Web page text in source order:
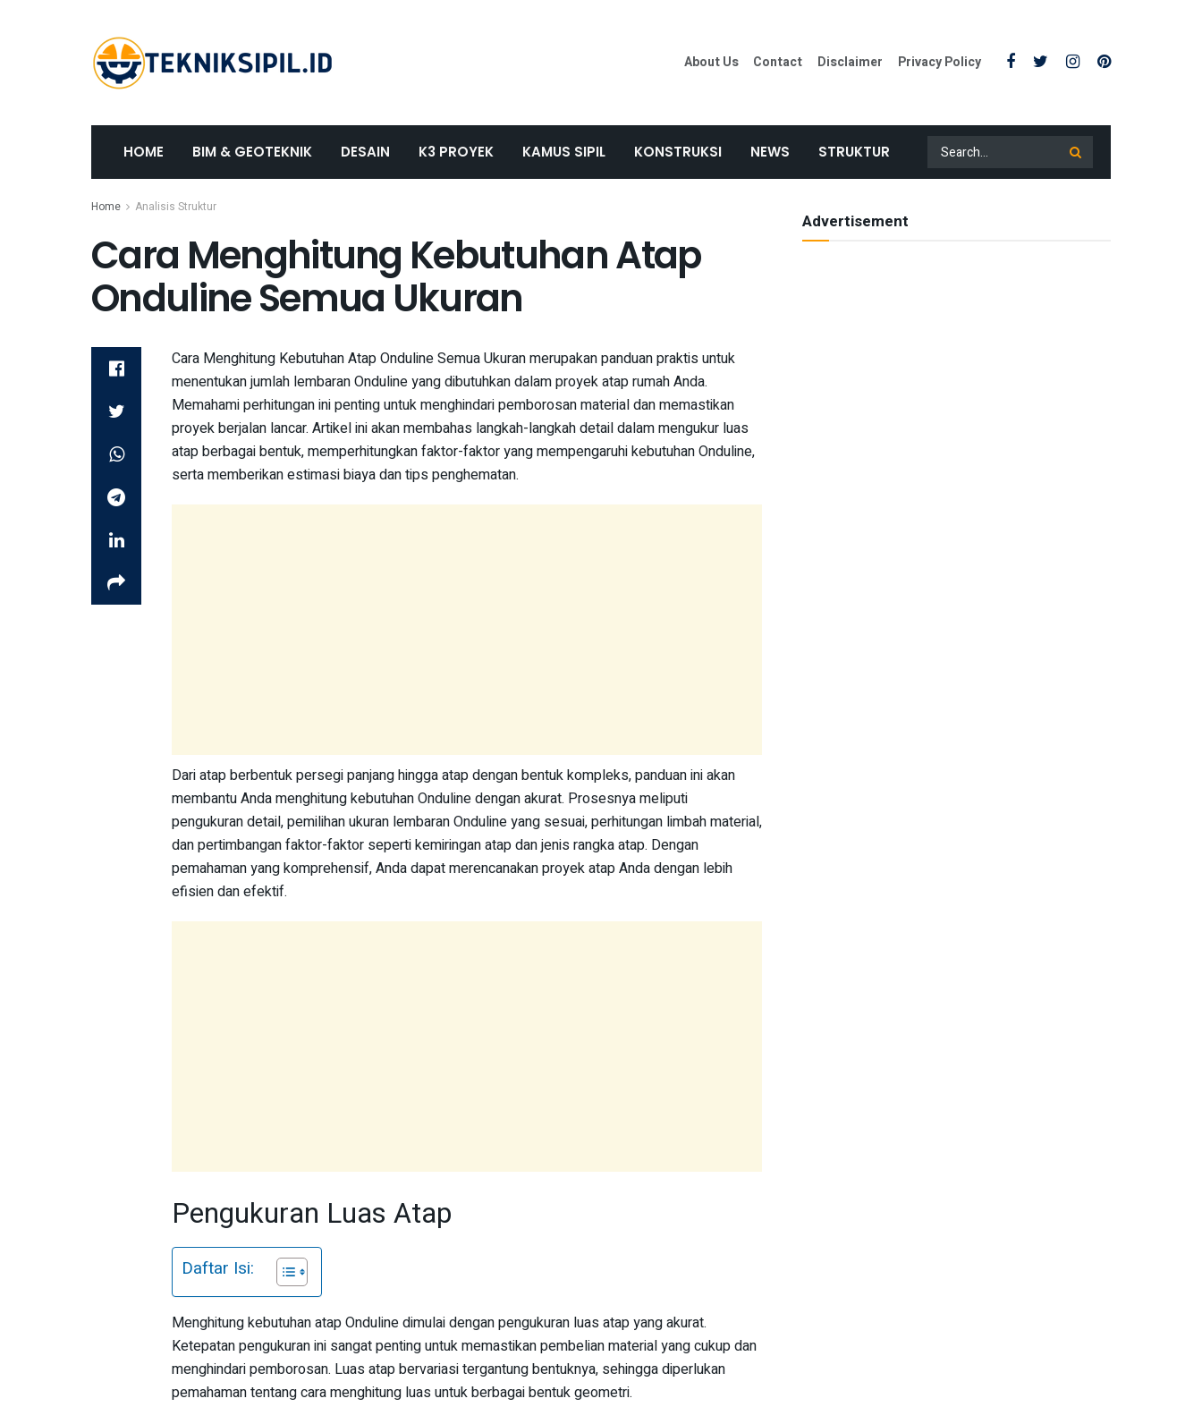
About Us Contact Disclaimer Privacy Policy
HOME BIM & GEOTEKNIK DESAIN K3 PROYEK KAMUS SIPIL KONSTRUKSI NEWS STRUKTUR
Home Analisis Struktur
Cara Menghitung Kebutuhan Atap
Onduline Semua Ukuran
Cara Menghitung Kebutuhan Atap Onduline Semua Ukuran merupakan panduan praktis untuk
menentukan jumlah lembaran Onduline yang dibutuhkan dalam proyek atap rumah Anda.
Memahami perhitungan ini penting untuk menghindari pemborosan material dan memastikan
proyek berjalan lancar. Artikel ini akan membahas langkah-langkah detail dalam mengukur luas
atap berbagai bentuk, memperhitungkan faktor-faktor yang mempengaruhi kebutuhan Onduline,
serta memberikan estimasi biaya dan tips penghematan.
Dari atap berbentuk persegi panjang hingga atap dengan bentuk kompleks, panduan ini akan
membantu Anda menghitung kebutuhan Onduline dengan akurat. Prosesnya meliputi
pengukuran detail, pemilihan ukuran lembaran Onduline yang sesuai, perhitungan limbah material,
dan pertimbangan faktor-faktor seperti kemiringan atap dan jenis rangka atap. Dengan
pemahaman yang komprehensif, Anda dapat merencanakan proyek atap Anda dengan lebih
efisien dan efektif.
Pengukuran Luas Atap
Daftar Isi:
Menghitung kebutuhan atap Onduline dimulai dengan pengukuran luas atap yang akurat.
Ketepatan pengukuran ini sangat penting untuk memastikan pembelian material yang cukup dan
menghindari pemborosan. Luas atap bervariasi tergantung bentuknya, sehingga diperlukan
pemahaman tentang cara menghitung luas untuk berbagai bentuk geometri.
Advertisement